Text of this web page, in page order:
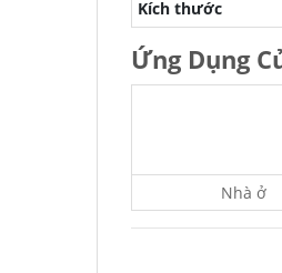
Kích thước
Ứng Dụng
Nhà ở